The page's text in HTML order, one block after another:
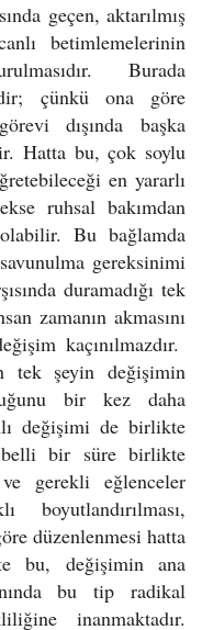
geçen, aktarılmış
betimlemelerinin
Burada
çünkü ona göre
dışında başka
Hatta bu, çok soylu
en yararlı
ruhsal bakımdan
Bu bağlamda
gereksinimi
duramadığı tek
zamanın akmasını
kaçınılmazdır.
tek şeyin değişimin
bir kez daha
değişimi de birlikte
belli bir süre birlikte
gerekli eğlenceler
düzenlenmesi hatta
bu, değişimin ana
bu tip radikal
inanmaktadır.